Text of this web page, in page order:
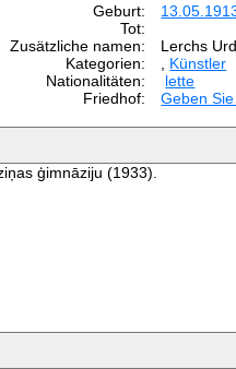
Geburt:
Tot:
Zusätzliche namen:
Lerchs
Kategorien:
Künstler
Nationalitäten:
lette
Friedhof:
Geben
ģimnāziju (1933).